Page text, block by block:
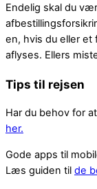
Endelig skal du
en, hvis du eller et
aflyses. Ellers
Tips til rejsen
Har du behov for
her.
Gode apps til
Læs guiden til de